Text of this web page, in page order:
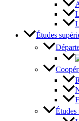
Études
Études